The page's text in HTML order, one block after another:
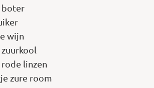
boter
wijn
rode linzen
zure room